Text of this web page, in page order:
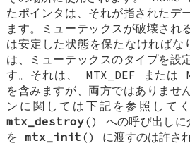
たポインタは、それが指されたデ
ます。ミューテックスが破壊され
は安定した状態を保たなければな
は、ミューテックスのタイプを設
す。それは、 MTX_DEF または
を含みますが、両方ではありませ
ンに関しては下記を参照して
mtx_destroy() への呼び出しに
をmtx_init () に渡すのは許され